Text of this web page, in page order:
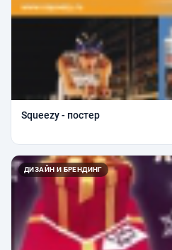
Squeezy - постер
ДИЗАЙН И БРЕНДИНГ